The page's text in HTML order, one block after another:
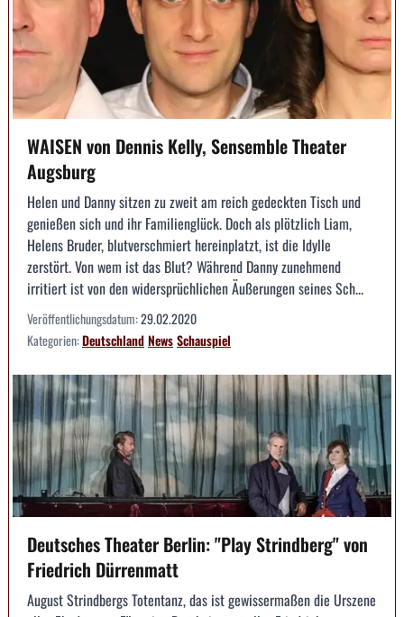
WAISEN von Dennis Kelly, Sensemble Theater
Augsburg
Helen und Danny sitzen zu zweit am reich gedeckten Tisch und
genießen sich und ihr Familienglück. Doch als plötzlich Liam,
Helens Bruder, blutverschmiert hereinplatzt, ist die Idylle
zerstört. Von wem ist das Blut? Während Danny zunehmend
irritiert ist von den widersprüchlichen Äußerungen seines Sch...
Veröffentlichungsdatum:29.02.2020
Kategorien:DeutschlandNewsSchauspiel
Deutsches Theater Berlin: "Play Strindberg" von
Friedrich Dürrenmatt
August Strindbergs Totentanz, das ist gewissermaßen die Urszene